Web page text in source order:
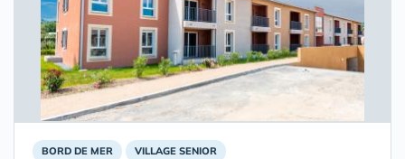
BORD DE MER VILLAGE SENIOR